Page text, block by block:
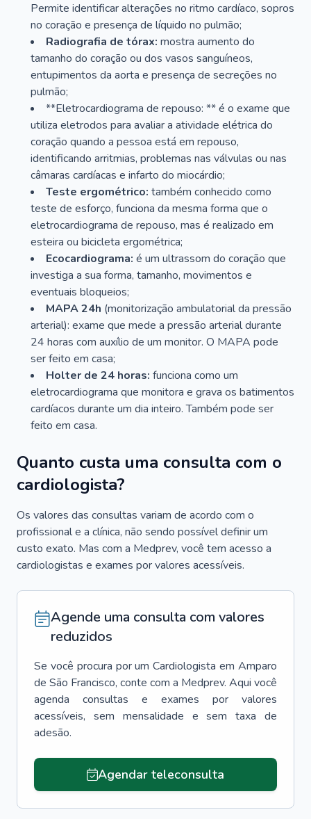
Permite identificar alterações no ritmo cardíaco, sopros
no coração e presença de líquido no pulmão;
Radiografia de tórax: mostra aumento do
tamanho do coração ou dos vasos sanguíneos,
entupimentos da aorta e presença de secreções no
pulmão;
**Eletrocardiograma de repouso: ** é o exame que
utiliza eletrodos para avaliar a atividade elétrica do
coração quando a pessoa está em repouso,
identificando arritmias, problemas nas válvulas ou nas
câmaras cardíacas e infarto do miocárdio;
Teste ergométrico: também conhecido como
teste de esforço, funciona da mesma forma que o
eletrocardiograma de repouso, mas é realizado em
esteira ou bicicleta ergométrica;
Ecocardiograma: é um ultrassom do coração que
investiga a sua forma, tamanho, movimentos e
eventuais bloqueios;
MAPA 24h (monitorização ambulatorial da pressão
arterial): exame que mede a pressão arterial durante
24 horas com auxílio de um monitor. O MAPA pode
ser feito em casa;
Holter de 24 horas: funciona como um
eletrocardiograma que monitora e grava os batimentos
cardíacos durante um dia inteiro. Também pode ser
feito em casa.
Quanto custa uma consulta com o
cardiologista?
Os valores das consultas variam de acordo com o
profissional e a clínica, não sendo possível definir um
custo exato. Mas com a Medprev, você tem acesso a
cardiologistas e exames por valores acessíveis.
Agende uma consulta com valores
reduzidos
Se você procura por um Cardiologista em Amparo
de São Francisco, conte com a Medprev. Aqui você
agenda consultas e exames por valores
acessíveis, sem mensalidade e sem taxa de
adesão.
Agendar teleconsulta